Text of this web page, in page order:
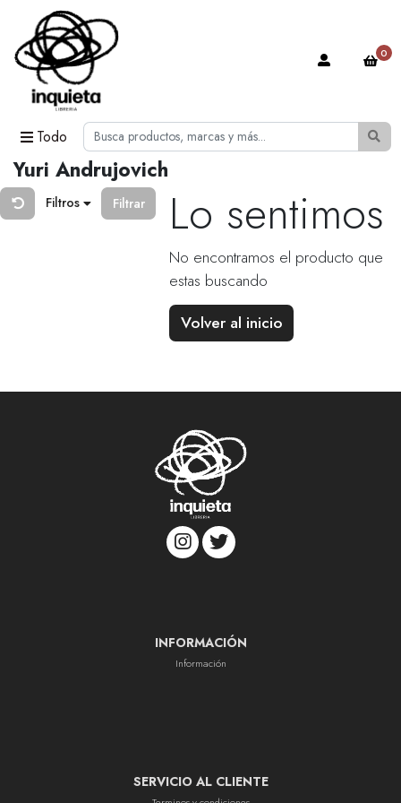
Todo
0
Yuri Andrujovich
Filtros Filtrar Lo sentimos
No encontramos el producto que
estas buscando
Volver al inicio
INFORMACIÓN
Información
SERVICIO AL CLIENTE